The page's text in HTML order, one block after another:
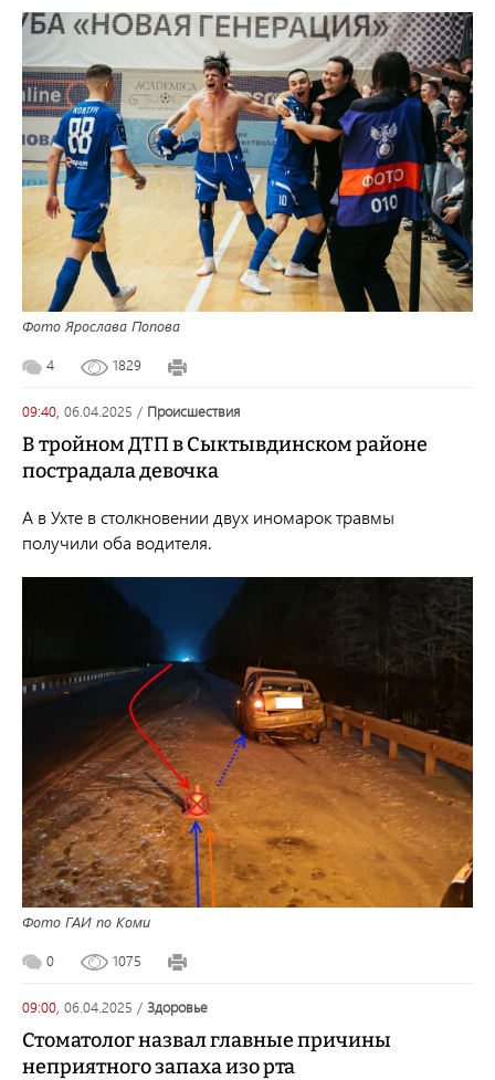
Фото Ярослава Попова
4 1829
09:40, 06.04.2025 / происшествия
В тройном ДТП в Сыктывдинском районе
пострадала девочка
А в Ухте в столкновении двух иномарок травмы
получили оба водителя.
Фото ГАИ по Коми
0 1075
09:00, 06.04.2025 / здоровье
Стоматолог назвал главные причины
неприятного запаха изо рта